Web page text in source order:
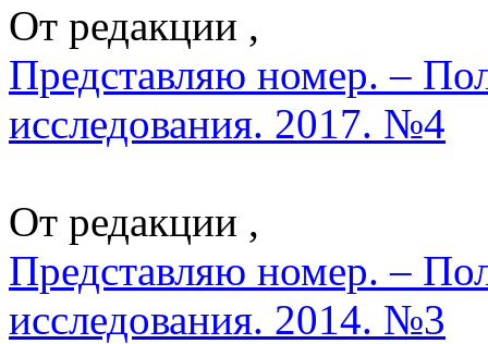
От редакции ,
Представляю номер. –
исследования. 2017. №4
От редакции ,
Представляю номер. –
исследования. 2014. №3